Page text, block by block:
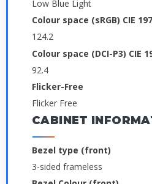
Low Blue Light
Colour space (sRGB) CIE
124.2
Colour space (DCI-P3) CIE
92.4
Flicker-Free
Flicker Free
CABINET
Bezel type (front)
3-sided frameless